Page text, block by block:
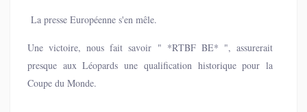
réussi à arracher un nul de 1-1, aux derniers instants grâce au
nouvel entrant, Fiston Mayele Kalala.
La presse Européenne s'en mêle.
Une victoire, nous fait savoir " *RTBF BE* ", assurerait
presque aux Léopards une qualification historique pour la
Coupe du Monde.